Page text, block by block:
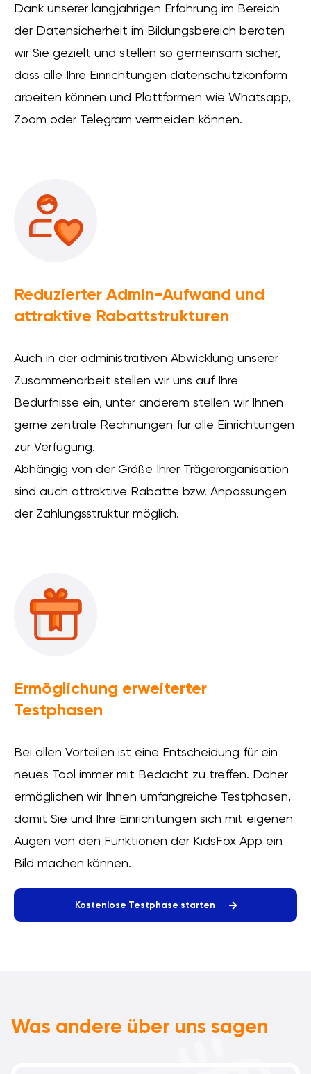
Dank unserer langjährigen Erfahrung im Bereich
der Datensicherheit im Bildungsbereich beraten
wir Sie gezielt und stellen so gemeinsam sicher,
dass alle Ihre Einrichtungen datenschutzkonform
arbeiten können und Plattformen wie Whatsapp,
Zoom oder Telegram vermeiden können.
Reduzierter Admin-Aufwand und
attraktive Rabattstrukturen
Auch in der administrativen Abwicklung unserer
Zusammenarbeit stellen wir uns auf Ihre
Bedürfnisse ein, unter anderem stellen wir Ihnen
gerne zentrale Rechnungen für alle Einrichtungen
zur Verfügung.
Abhängig von der Größe Ihrer Trägerorganisation
sind auch attraktive Rabatte bzw. Anpassungen
der Zahlungsstruktur möglich.
Ermöglichung erweiterter
Testphasen
Bei allen Vorteilen ist eine Entscheidung für ein
neues Tool immer mit Bedacht zu treffen. Daher
ermöglichen wir Ihnen umfangreiche Testphasen,
damit Sie und Ihre Einrichtungen sich mit eigenen
Augen von den Funktionen der KidsFox App ein
Bild machen können.
Kostenlose Testphase starten
Was andere über uns sagen